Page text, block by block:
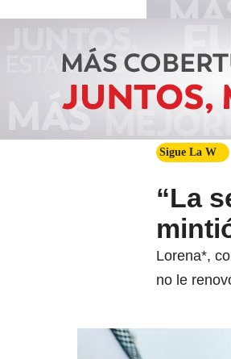
Sigue La W
“La
Lorena*,
no le